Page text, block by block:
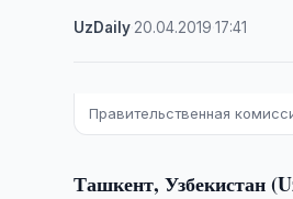
UzDaily 20.04.2019 ·17:41
Правительственная
Ташкент, Узбекистан